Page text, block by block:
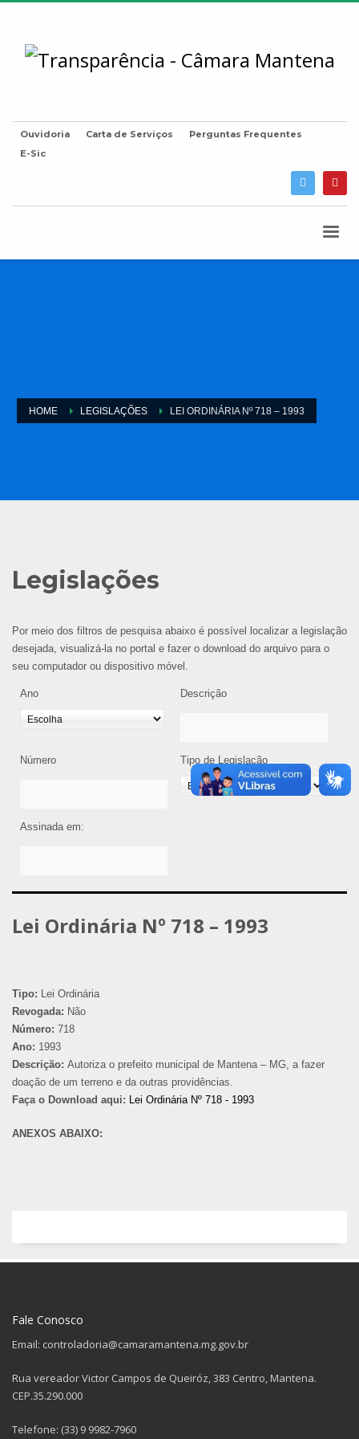
Ouvidoria Carta de Serviços
Perguntas Frequentes
E-Sic
HOME LEGISLAÇÕES LEI ORDINÁRIA Nº 718 – 1993
Legislações
Por meio dos filtros de pesquisa abaixo é possível localizar a legislação
desejada, visualizá-la no portal e fazer o download do arquivo para o
seu computador ou dispositivo móvel.
Ano Descrição
Número Tipo de Legislação
Assinada em:
Lei Ordinária Nº 718 – 1993
Tipo: Lei Ordinária
Revogada: Não
Número: 718
Ano: 1993
Descrição: Autoriza o prefeito municipal de Mantena – MG, a fazer
doação de um terreno e da outras providências.
Faça o Download aqui: Lei Ordinária Nº 718 - 1993
ANEXOS ABAIXO:
Fale Conosco
Email: controladoria@camaramantena.mg.gov.br
Rua vereador Victor Campos de Queiróz, 383 Centro, Mantena.
CEP.35.290.000
Telefone: (33) 9 9982-7960